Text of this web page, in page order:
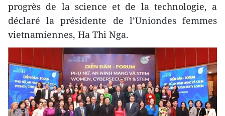
progrès de la science et de la technologie, a
déclaré la présidente de l’Uniondes femmes
vietnamiennes, Ha Thi Nga.